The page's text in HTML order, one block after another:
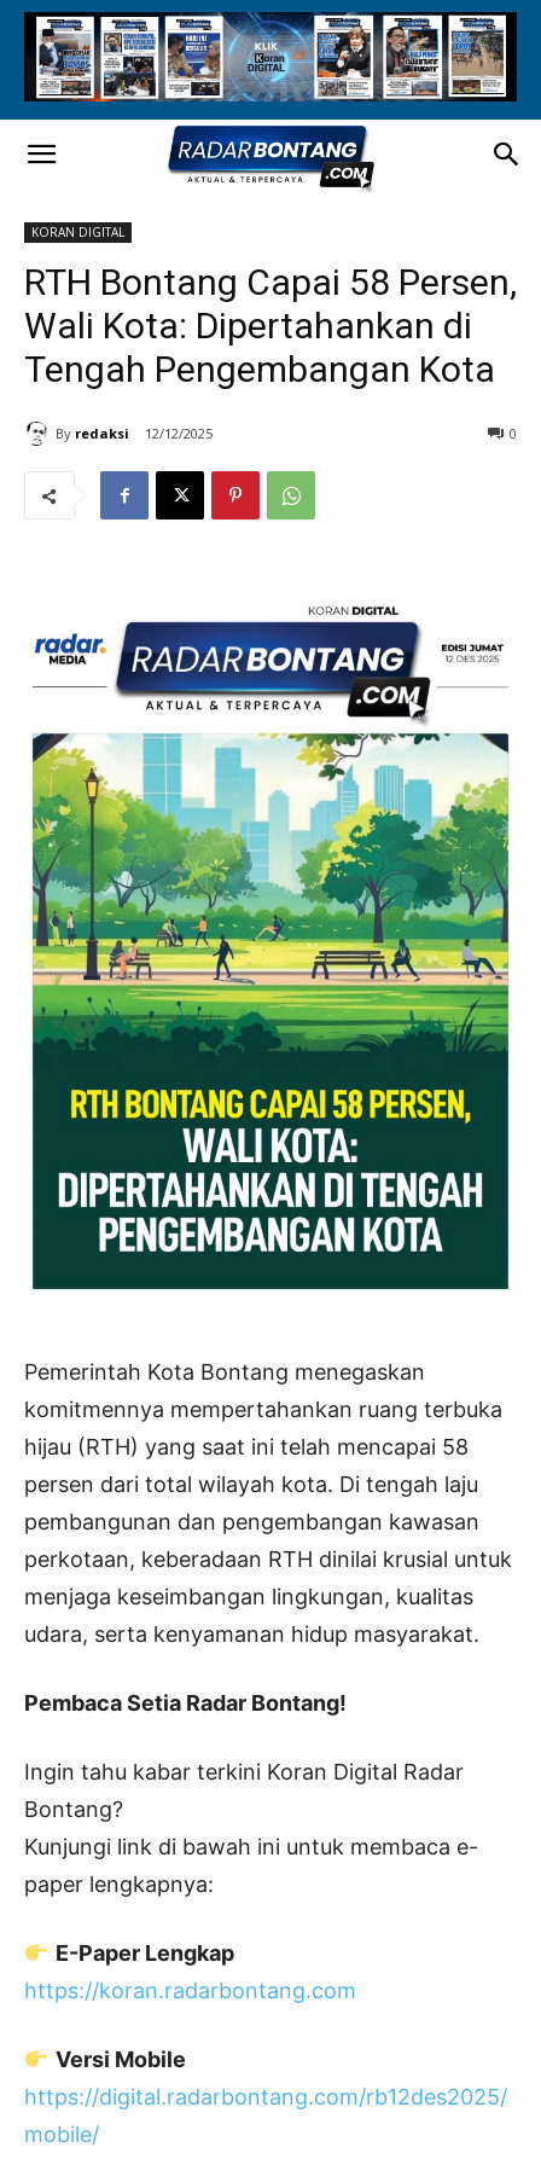
KORAN DIGITAL
RTH Bontang Capai 58 Persen,
Wali Kota: Dipertahankan di
Tengah Pengembangan Kota
By redaksi 12/12/2025 0
Pemerintah Kota Bontang menegaskan
komitmennya mempertahankan ruang terbuka
hijau (RTH) yang saat ini telah mencapai 58
persen dari total wilayah kota. Di tengah laju
pembangunan dan pengembangan kawasan
perkotaan, keberadaan RTH dinilai krusial untuk
menjaga keseimbangan lingkungan, kualitas
udara, serta kenyamanan hidup masyarakat.
Pembaca Setia Radar Bontang!
Ingin tahu kabar terkini Koran Digital Radar
Bontang?
Kunjungi link di bawah ini untuk membaca e-
paper lengkapnya:
E-Paper Lengkap
https://koran.radarbontang.com
Versi Mobile
https://digital.radarbontang.com/rb12des2025/
mobile/